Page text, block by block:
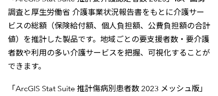
調査と厚生労働省 介護事業状況報告書をもとに介護サー
ビスの総額（保険給付額、個人負担額、公費負担額の合計
値）を推計した製品です。地域ごとの要支援者数・要介護
者数や利用の多い介護サービスを把握、可視化することが
できます。
「ArcGIS Stat Suite 推計傷病別患者数 2023 メッシュ版」